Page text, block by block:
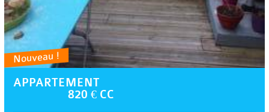
Nouveau !
APPARTEMENT
820 € CC